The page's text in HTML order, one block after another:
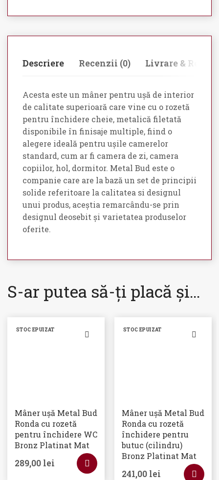
Descriere Recenzii (0) Livrare & Retur
Acesta este un mâner pentru ușă de interior
de calitate superioară care vine cu o rozetă
pentru închidere cheie, metalică filetată
disponibile în finisaje multiple, fiind o
alegere ideală pentru ușile camerelor
standard, cum ar fi camera de zi, camera
copiilor, hol, dormitor. Metal Bud este o
companie care are la bază un set de principii
solide referitoare la calitatea si designul
unui produs, aceștia remarcându-se prin
designul deosebit și varietatea produselor
oferite.
S-ar putea să-ți placă și…
STOC EPUIZAT
Mâner ușă Metal Bud
Ronda cu rozetă
pentru închidere WC
Bronz Platinat Mat
289,00 lei
STOC EPUIZAT
Mâner ușă Metal Bud
Ronda cu rozetă
închidere pentru
butuc (cilindru)
Bronz Platinat Mat
241,00 lei